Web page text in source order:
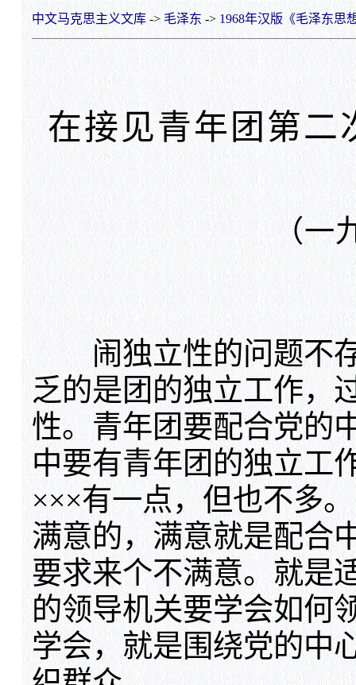
中文马克思主义文库-> 毛泽东 -> 1968年汉版《毛泽东思
在接见青年团第二
（一
闹独立性的问题不存
乏的是团的独立工作，
性。青年团要配合党的
中要有青年团的独立工
×××有一点，但也不多
满意的，满意就是配合
要求来个不满意。就是
的领导机关要学会如何
学会，就是围绕党的中